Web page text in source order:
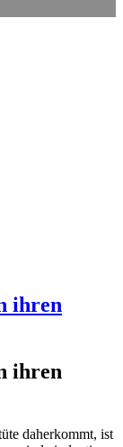
ihren
ihren
daherkommt, ist